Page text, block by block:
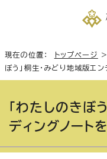
現在の位置： トップページ >
ぼう」桐生・みどり地域版エ
「わたしのきぼ
ディングノート